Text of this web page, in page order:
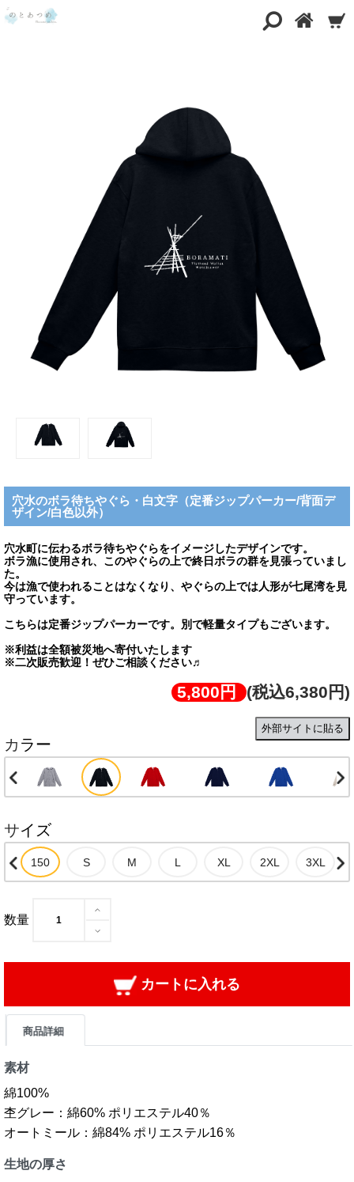
穴水のボラ待ちやぐら・白文字（定番ジップパーカー/背面デ
ザイン/白色以外）
穴水町に伝わるボラ待ちやぐらをイメージしたデザインです。
ボラ漁に使用され、このやぐらの上で終日ボラの群を見張っていまし
た。
今は漁で使われることはなくなり、やぐらの上では人形が七尾湾を見
守っています。
こちらは定番ジップパーカーです。別で軽量タイプもございます。
※利益は全額被災地へ寄付いたします
※二次販売歓迎！ぜひご相談ください♬
5,800円 (税込6,380円)
外部サイトに貼る
カラー
サイズ
数量
カートに入れる
商品詳細
素材
綿100%
杢グレー：綿60% ポリエステル40％
オートミール：綿84% ポリエステル16％
生地の厚さ